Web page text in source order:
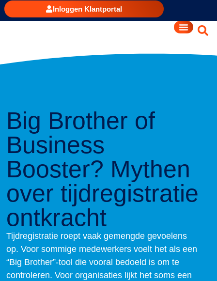
Inloggen Klantportal
Big Brother of
Business
Booster? Mythen
over tijdregistratie
ontkracht
Tijdregistratie roept vaak gemengde gevoelens
op. Voor sommige medewerkers voelt het als een
“Big Brother”-tool die vooral bedoeld is om te
controleren. Voor organisaties lijkt het soms een